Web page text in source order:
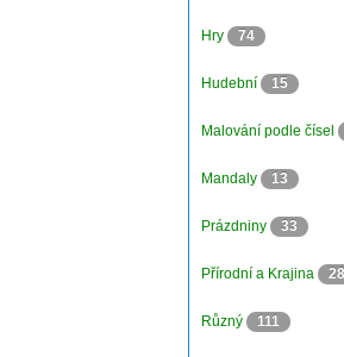
Hry 74
Hudební 15
Malování podle čísel
Mandaly 13
Prázdniny 33
Přírodní a Krajina 28
Různý 111